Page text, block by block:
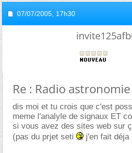
07/07/2005, 17h30
Re : Radio astronomie
dis moi et tu crois que c'est
meme l'analyle de signaux ET
si vous avez des sites web sur
(pas du prjet seti
j'en fait déja